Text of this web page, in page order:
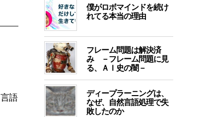
語
僕がロボマインドを続け
れてる本当の理由
フレーム問題は解決済
み －フレーム問題に見
る、ＡＩ史の闇－
ディープラーニングは、
なぜ、自然言語処理で失
敗したのか